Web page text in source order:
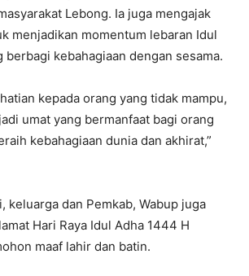
Lebong. Ia juga mengajak
menjadikan momentum lebaran Idul
berbagi kebahagiaan dengan sesama.
kepada orang yang tidak mampu,
umat yang bermanfaat bagi orang
kebahagiaan dunia dan akhirat,”
keluarga dan Pemkab, Wabup juga
Hari Raya Idul Adha 1444 H
maaf lahir dan batin.